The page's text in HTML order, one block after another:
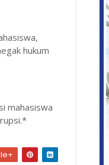
hukum
mahasiswa